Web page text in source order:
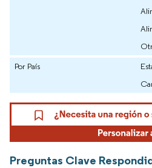
Por País
Preguntas Clave